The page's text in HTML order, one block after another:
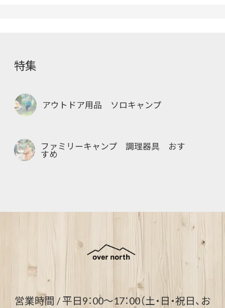
特集
アウトドア用品 ソロキャンプ
ファミリーキャンプ 調理器具 おす
すめ
営業時間 / 平日9：00～17：00（土・日・祝日、お